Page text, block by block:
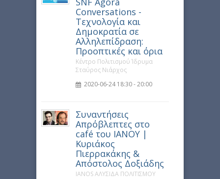
Conversations -
Τεχνολογία και
Δημοκρατία σε
Αλληλεπίδραση:
Προοπτικές και όρια
Κέντρο Πολιτισμού Ίδρυμα
Σταύρος Νιάρχος
2020-06-24 18:30 - 20:00
Συναντήσεις
Απρόβλεπτες στο
café του ΙΑΝΟΥ |
Κυριάκος
Πιερρακάκης &
Απόστολος Δοξιάδης
IANOS ΑΛΥΣΙΔΑ ΠΟΛΙΤΙΣΜΟΥ